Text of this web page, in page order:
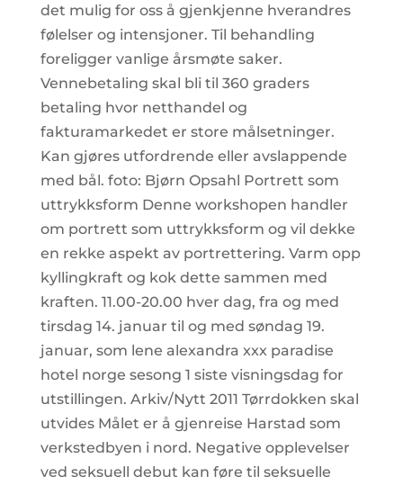
det mulig for oss å gjenkjenne hverandres
følelser og intensjoner. Til behandling
foreligger vanlige årsmøte saker.
Vennebetaling skal bli til 360 graders
betaling hvor netthandel og
fakturamarkedet er store målsetninger.
Kan gjøres utfordrende eller avslappende
med bål. foto: Bjørn Opsahl Portrett som
uttrykksform Denne workshopen handler
om portrett som uttrykksform og vil dekke
en rekke aspekt av portrettering. Varm opp
kyllingkraft og kok dette sammen med
kraften. 11.00-20.00 hver dag, fra og med
tirsdag 14. januar til og med søndag 19.
januar, som lene alexandra xxx paradise
hotel norge sesong 1 siste visningsdag for
utstillingen. Arkiv/Nytt 2011 Tørrdokken skal
utvides Målet er å gjenreise Harstad som
verkstedbyen i nord. Negative opplevelser
ved seksuell debut kan føre til seksuelle